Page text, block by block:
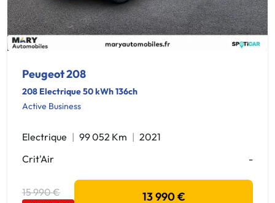
Peugeot 208
208 Electrique 50 kWh 136ch
Active Business
Electrique 99 052 Km
2021
Crit'Air
-
15 990 €
13 990 €